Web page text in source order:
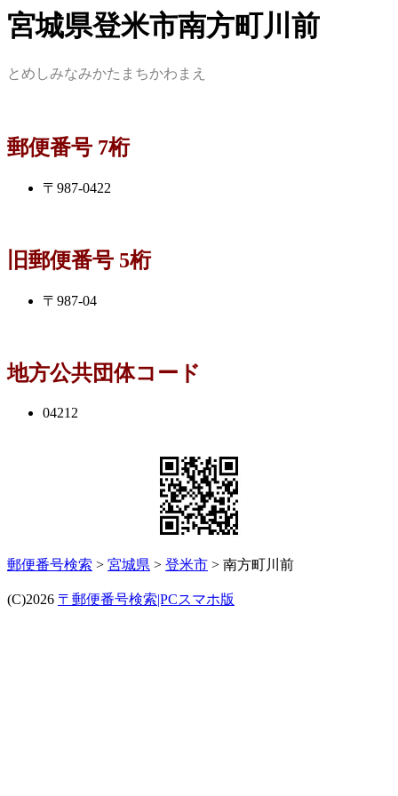
宮城県登米市南方町川前
とめしみなみかたまちかわまえ
郵便番号 7桁
〒987-0422
旧郵便番号 5桁
〒987-04
地方公共団体コード
04212
郵便番号検索 > 宮城県 > 登米市 > 南方町川前
(C)2026 〒郵便番号検索|PCスマホ版